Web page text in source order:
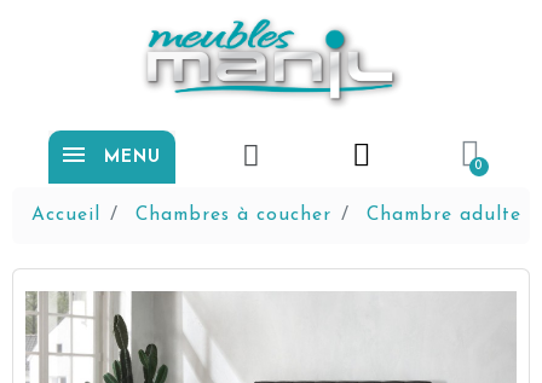
MENU
Accueil Chambres à coucher Chambre adulte